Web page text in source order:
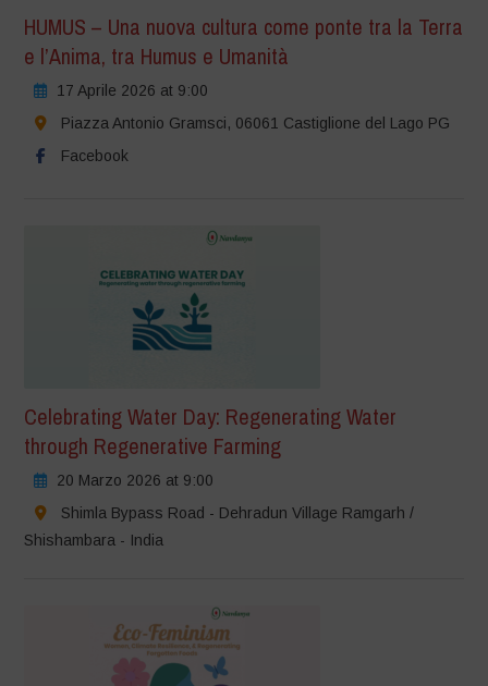
HUMUS – Una nuova cultura come ponte tra la Terra
e l’Anima, tra Humus e Umanità
17 Aprile 2026 at 9:00
Piazza Antonio Gramsci, 06061 Castiglione del Lago PG
Facebook
Celebrating Water Day: Regenerating Water
through Regenerative Farming
20 Marzo 2026 at 9:00
Shimla Bypass Road - Dehradun Village Ramgarh /
Shishambara - India